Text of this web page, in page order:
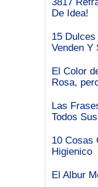
De Idea!
15
Venden Y
El Color
Rosa,
Las
Todos
10 Cosas
Higienico
El Albur